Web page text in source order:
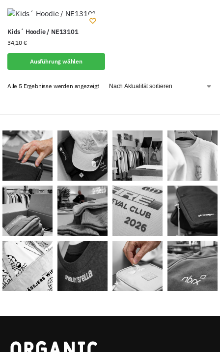
Kids´ Hoodie / NE13101
34,10 €
Ausführung wählen
Alle 5 Ergebnisse werden angezeigt